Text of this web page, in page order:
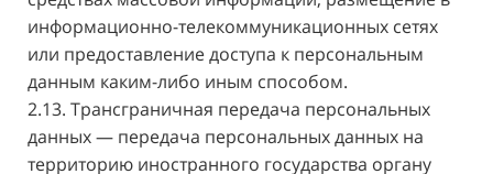
информационно-телекоммуникационных сетях
или предоставление доступа к персональным
данным каким-либо иным способом.
2.13. Трансграничная передача персональных
данных — передача персональных данных на
территорию иностранного государства органу